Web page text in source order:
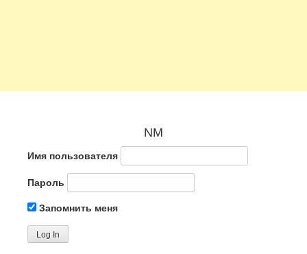
NM
Имя пользователя
Пароль
Запомнить меня